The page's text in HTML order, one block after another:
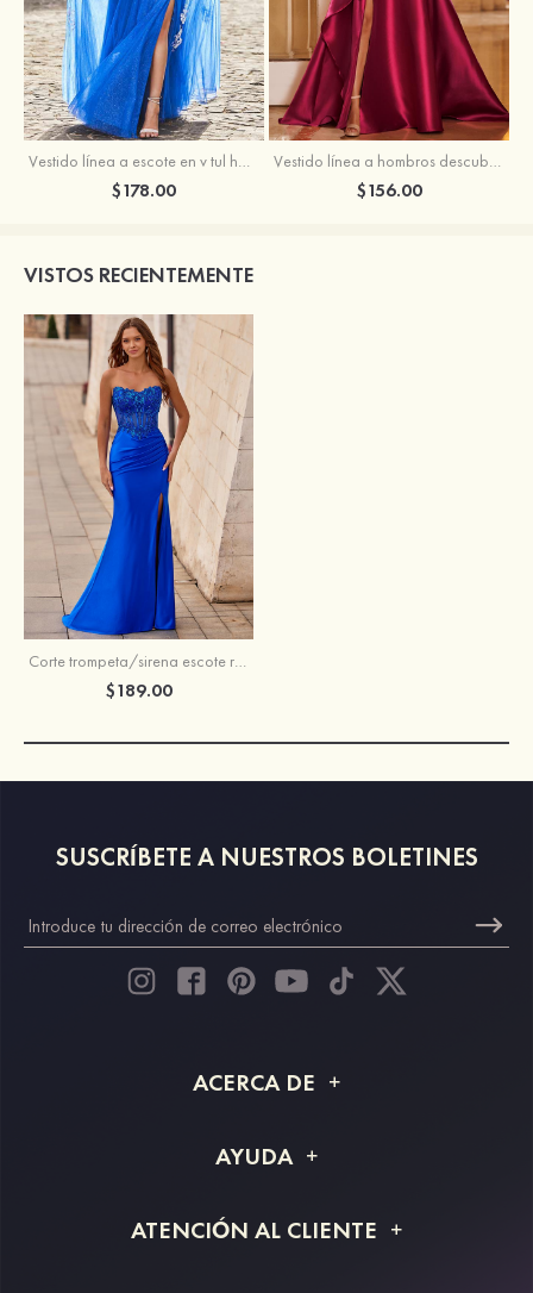
Vestido línea a escote en v tul hasta el suelo vestido de graduación
$178.00
Vestido línea a hombros descubiertos satén barrer tren vestido de graduación
$156.00
VISTOS RECIENTEMENTE
$189.00
SUSCRÍBETE A NUESTROS BOLETINES
ACERCA DE
Información de envío
AYUDA
Devoluciones y reembolsos
ATENCIÓN AL CLIENTE